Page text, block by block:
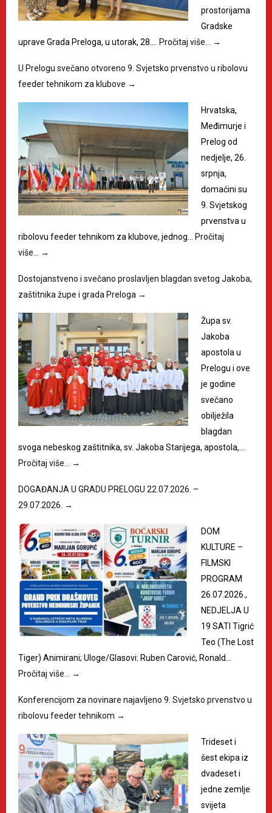
prostorijama
Gradske
uprave Grada Preloga, u utorak, 28.… Pročitaj više… →
U Prelogu svečano otvoreno 9. Svjetsko prvenstvo u ribolovu
feeder tehnikom za klubove →
Hrvatska,
Međimurje i
Prelog od
nedjelje, 26.
srpnja,
domaćini su
9. Svjetskog
prvenstva u
ribolovu feeder tehnikom za klubove, jednog… Pročitaj
više…
→
Dostojanstveno i svečano proslavljen blagdan svetog Jakoba,
zaštitnika župe i grada Preloga →
Župa sv.
Jakoba
apostola u
Prelogu i ove
je godine
svečano
obilježila
blagdan
svoga nebeskog zaštitnika, sv. Jakoba Starijega, apostola,…
Pročitaj više…
→
DOGAĐANJA U GRADU PRELOGU 22.07.2026. –
29.07.2026. →
DOM
KULTURE –
FILMSKI
PROGRAM
26.07.2026.,
NEDJELJA U
19 SATI Tigrić
Teo (The Lost
Tiger) Animirani; Uloge/Glasovi: Ruben Carović, Ronald…
Pročitaj više…
→
Konferencijom za novinare najavljeno 9. Svjetsko prvenstvo u
ribolovu feeder tehnikom →
Trideset i
šest ekipa iz
dvadeset i
jedne zemlje
svijeta